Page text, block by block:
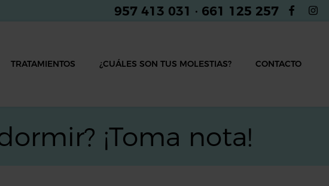
957 413 031 · 661 125 257
TRATAMIENTOS ¿CUÁLES SON TUS MOLESTIAS? CONTACTO
¡Toma nota!